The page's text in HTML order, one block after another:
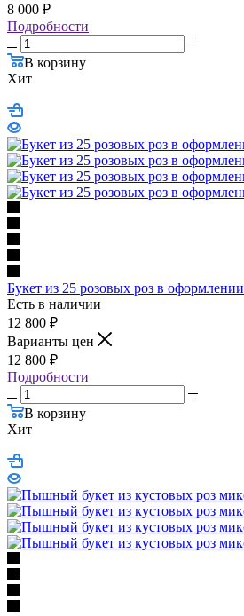
8 000 ₽
Подробности
В корзину
Хит
Букет из 25 розовых роз в оформлении
Есть в наличии
12 800 ₽
Варианты цен
12 800 ₽
Подробности
В корзину
Хит